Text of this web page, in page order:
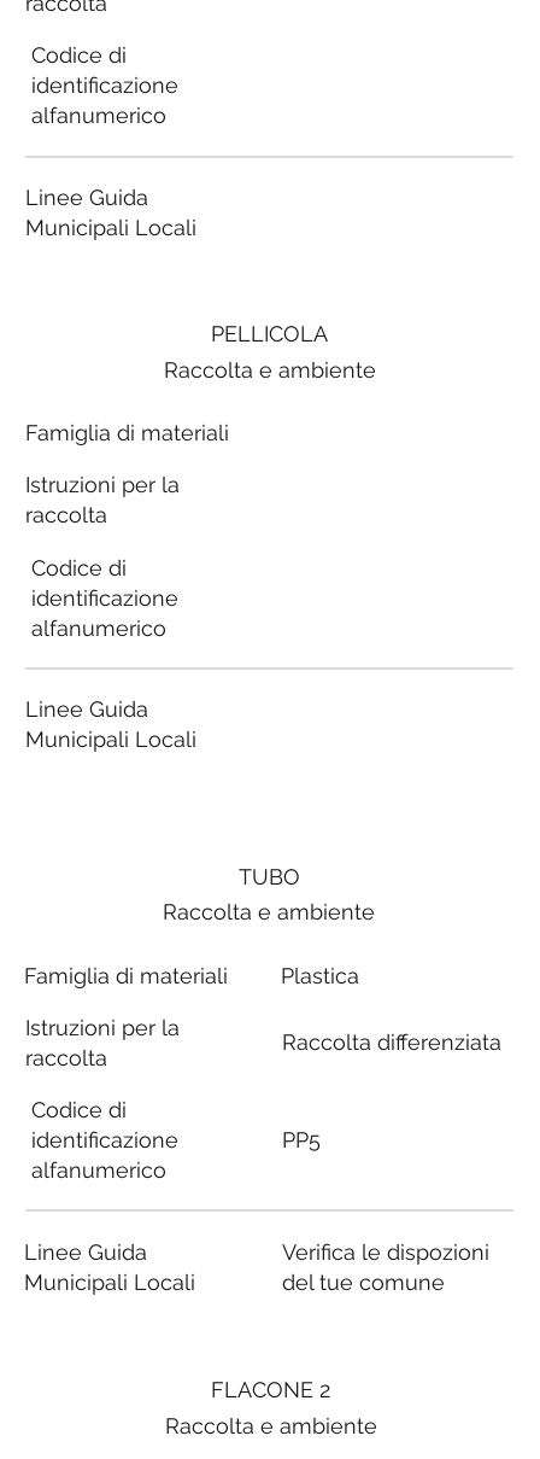
PELLICOLA
Raccolta e ambiente
Famiglia di materiali
Istruzioni per la
raccolta
Codice di
identificazione
alfanumerico
Linee Guida
Municipali Locali
FLACONE 2
Raccolta e ambiente
Codice di
identificazione
alfanumerico
Linee Guida
Municipali Locali
TUBO
Raccolta e ambiente
Famiglia di materiali
Istruzioni per la
raccolta
Codice di
identificazione
alfanumerico
Linee Guida
Municipali Locali
Plastica
Raccolta differenziata
PP5
Verifica le dispozioni
del tue comune